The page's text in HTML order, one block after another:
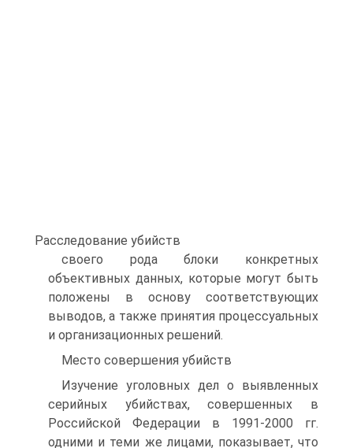
Расследование убийств
своего рода блоки конкретных
объективных данных, которые могут быть
положены в основу соответствующих
выводов, а также принятия процессуальных
и организационных решений.
Место совершения убийств
Изучение уголовных дел о выявленных
серийных убийствах, совершенных в
Российской Федерации в 1991-2000 гг.
одними и теми же лицами, показывает, что